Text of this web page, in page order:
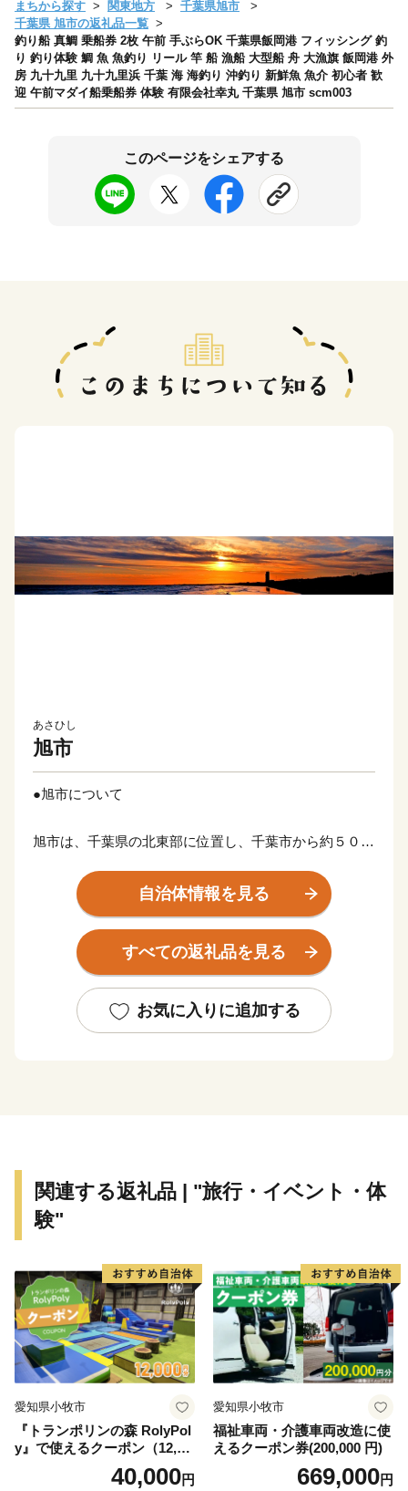
まちから探す 関東地方
千葉県旭市
千葉県 旭市の返礼品一覧
釣り船 真鯛 乗船券 2枚 午前 手ぶらOK 千葉県飯岡港 フィッシング 釣
り 釣り体験 鯛 魚 魚釣り リール 竿 船 漁船 大型船 舟 大漁旗 飯岡港 外
房 九十九里 九十九里浜 千葉 海 海釣り 沖釣り 新鮮魚 魚介 初心者 歓
迎 午前マダイ船乗船券 体験 有限会社幸丸 千葉県 旭市 scm003
このページをシェアする
あさひし
旭市
●旭市について
旭市は、千葉県の北東部に位置し、千葉市から約５０
南部は美しい弓状の九十九里浜に面し、北部には干潟八
万石といわれる広大な穀倉地帯となだらかな丘陵地帯の
北総台地が広がっています。
年間平均気温１５℃と温暖な気候は、農業はもちろん畜
りの生産高を誇ります。
また、県内でもトップクラスの漁獲量を誇る飯岡漁港を
旭市外にお住まいの個人の方で寄附をしていただいた方
には、旭市のＰＲも兼ねて特産品などお礼の品をお送り
します。
【ご注意】
※特典商品の送付は、旭市外にお住まいの個人の方に限
らせていただきます。
※寄附につきましては、年度内の回数制限は現在設けて
おりません。
自治体情報を見る
すべての返礼品を見る
お気に入りに追加する
関連する返礼品 | "旅行・イベント・体
験"
愛知県小牧市
『トランポリンの森 RolyPol
y』で使えるクーポン（12,00
40,000円
愛知県小牧市
福祉車両・介護車両改造に使
えるクーポン券(200,000 円)
669,000円